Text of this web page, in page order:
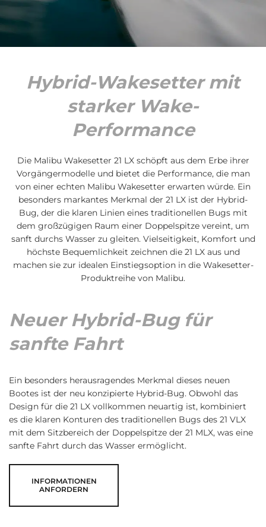
Hybrid-Wakesetter mit
starker Wake-
Performance
Die Malibu Wakesetter 21 LX schöpft aus dem Erbe ihrer
Vorgängermodelle und bietet die Performance, die man
von einer echten Malibu Wakesetter erwarten würde. Ein
besonders markantes Merkmal der 21 LX ist der Hybrid-
Bug, der die klaren Linien eines traditionellen Bugs mit
dem großzügigen Raum einer Doppelspitze vereint, um
sanft durchs Wasser zu gleiten. Vielseitigkeit, Komfort und
höchste Bequemlichkeit zeichnen die 21 LX aus und
machen sie zur idealen Einstiegsoption in die Wakesetter-
Produktreihe von Malibu.
Neuer Hybrid-Bug für
sanfte Fahrt
Ein besonders herausragendes Merkmal dieses neuen
Bootes ist der neu konzipierte Hybrid-Bug. Obwohl das
Design für die 21 LX vollkommen neuartig ist, kombiniert
es die klaren Konturen des traditionellen Bugs des 21 VLX
mit dem Sitzbereich der Doppelspitze der 21 MLX, was eine
sanfte Fahrt durch das Wasser ermöglicht.
INFORMATIONEN
ANFORDERN